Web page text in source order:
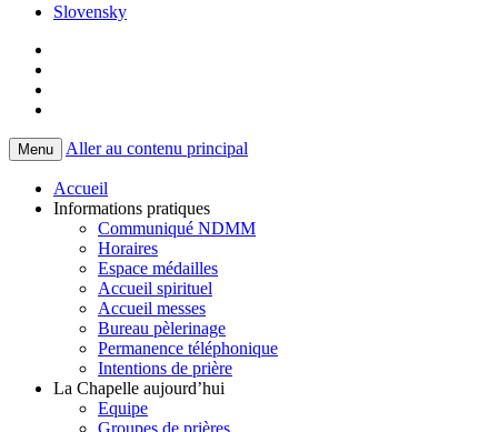
Slovensky
Menu Aller au contenu principal
Accueil
Informations pratiques
Communiqué NDMM
Horaires
Espace médailles
Accueil spirituel
Accueil messes
Bureau pèlerinage
Permanence téléphonique
Intentions de prière
La Chapelle aujourd’hui
Equipe
Groupes de prières